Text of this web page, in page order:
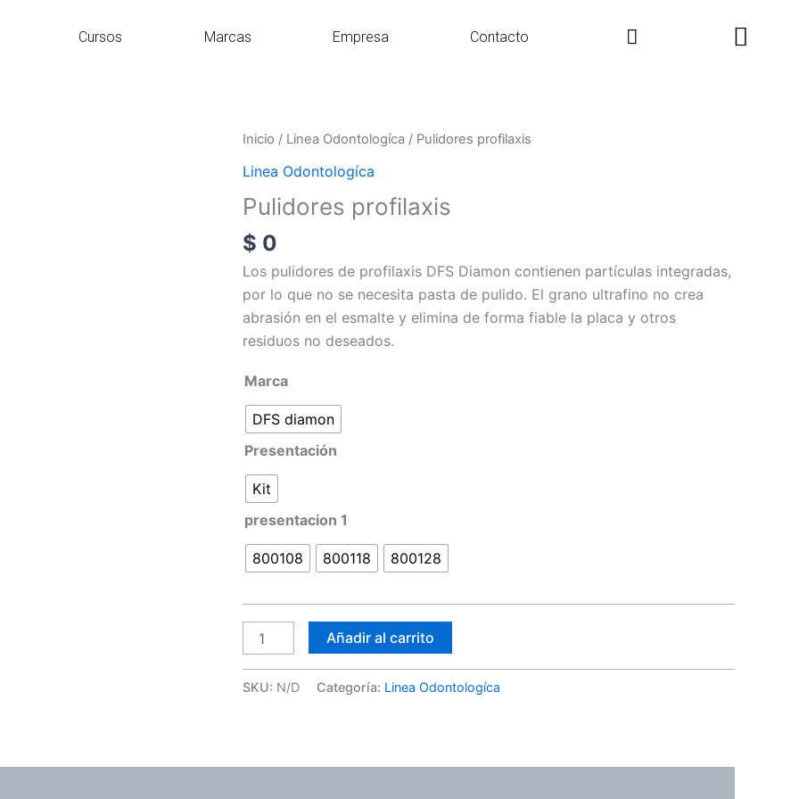
Cursos Marcas Empresa Contacto Search
Inicio / Linea Odontologíca / Pulidores profilaxis
Linea Odontologíca
Pulidores profilaxis
$ 0
Los pulidores de profilaxis DFS Diamon contienen partículas integradas,
por lo que no se necesita pasta de pulido. El grano ultrafino no crea
abrasión en el esmalte y elimina de forma fiable la placa y otros
residuos no deseados.
Marca
DFS diamon
Presentación
Kit
presentacion 1
800108 800118 800128
Pulidores
profilaxis
Añadir al carrito
SKU: N/D Categoría: Linea Odontologíca